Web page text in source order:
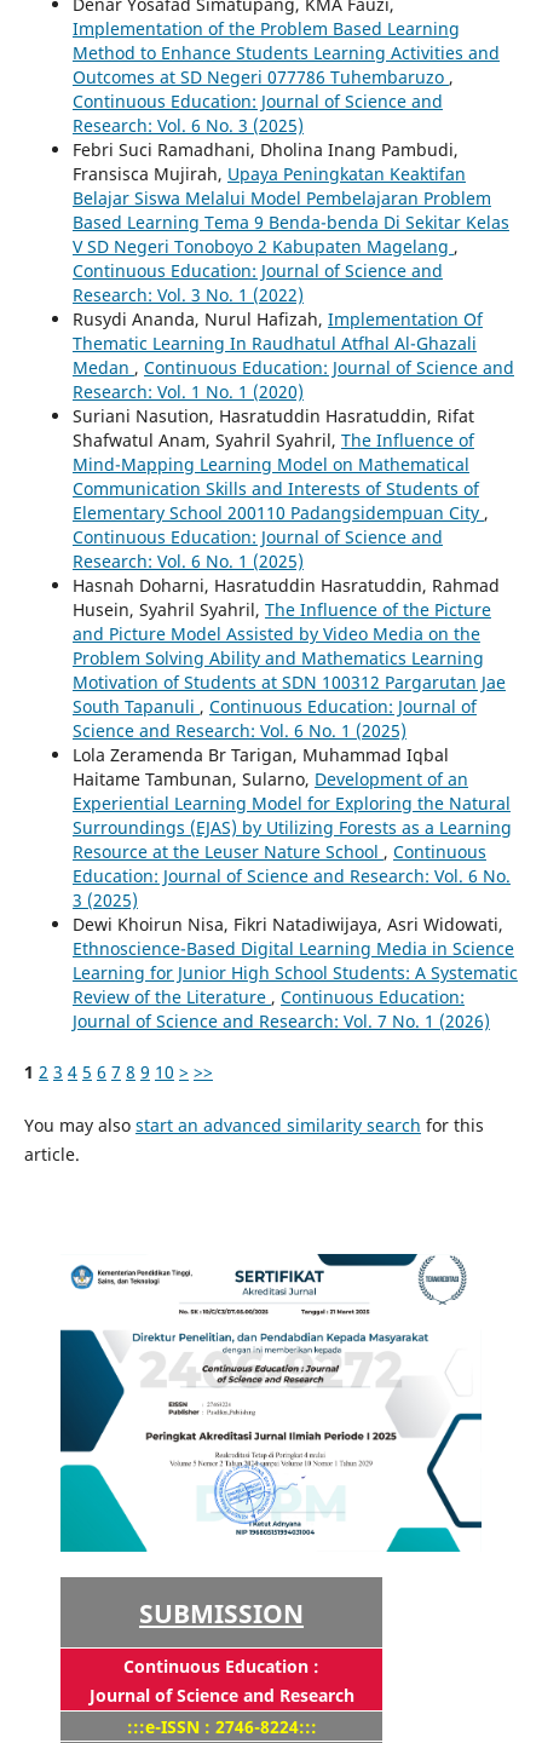
Implementation of the Problem Based Learning
Method to Enhance Students Learning Activities and
Outcomes at SD Negeri 077786 Tuhembaruzo ,
Continuous Education: Journal of Science and
Research: Vol. 6 No. 3 (2025)
Febri Suci Ramadhani, Dholina Inang Pambudi,
Fransisca Mujirah, Upaya Peningkatan Keaktifan
Belajar Siswa Melalui Model Pembelajaran Problem
Based Learning Tema 9 Benda-benda Di Sekitar Kelas
V SD Negeri Tonoboyo 2 Kabupaten Magelang ,
Continuous Education: Journal of Science and
Research: Vol. 3 No. 1 (2022)
Rusydi Ananda, Nurul Hafizah, Implementation Of
Thematic Learning In Raudhatul Atfhal Al-Ghazali
Medan , Continuous Education: Journal of Science and
Research: Vol. 1 No. 1 (2020)
Suriani Nasution, Hasratuddin Hasratuddin, Rifat
Shafwatul Anam, Syahril Syahril, The Influence of
Mind-Mapping Learning Model on Mathematical
Communication Skills and Interests of Students of
Elementary School 200110 Padangsidempuan City ,
Continuous Education: Journal of Science and
Research: Vol. 6 No. 1 (2025)
Hasnah Doharni, Hasratuddin Hasratuddin, Rahmad
Husein, Syahril Syahril, The Influence of the Picture
and Picture Model Assisted by Video Media on the
Problem Solving Ability and Mathematics Learning
Motivation of Students at SDN 100312 Pargarutan Jae
South Tapanuli , Continuous Education: Journal of
Science and Research: Vol. 6 No. 1 (2025)
Lola Zeramenda Br Tarigan, Muhammad Iqbal
Haitame Tambunan, Sularno, Development of an
Experiential Learning Model for Exploring the Natural
Surroundings (EJAS) by Utilizing Forests as a Learning
Resource at the Leuser Nature School , Continuous
Education: Journal of Science and Research: Vol. 6 No.
3 (2025)
Dewi Khoirun Nisa, Fikri Natadiwijaya, Asri Widowati,
Ethnoscience-Based Digital Learning Media in Science
Learning for Junior High School Students: A Systematic
Review of the Literature , Continuous Education:
Journal of Science and Research: Vol. 7 No. 1 (2026)
1 2 3 4 5 6 7 8 9 10 > >>
You may also start an advanced similarity search for this
article.
SUBMISSION
Continuous Education :
Journal of Science and Research
:::e-ISSN : 2746-8224:::